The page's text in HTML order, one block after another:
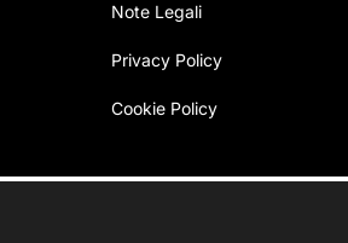
Note Legali
Privacy Policy
Cookie Policy